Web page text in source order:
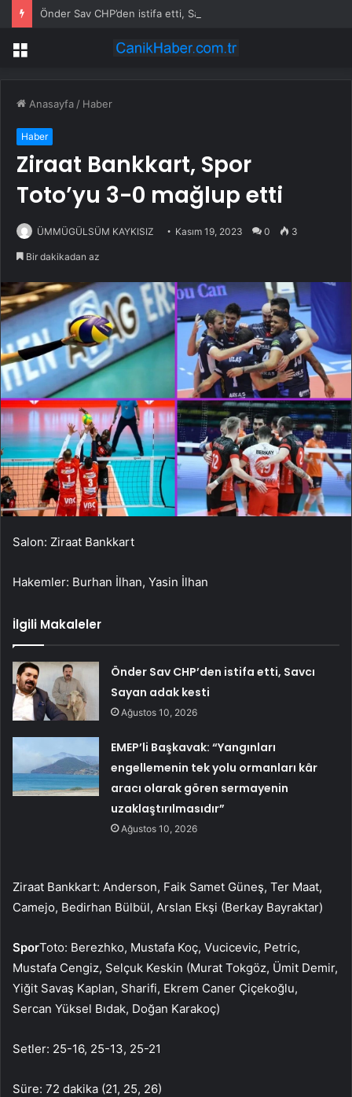
Önder Sav CHP’den istifa etti, Savcı Sayan adak kesti
Menü
Anasayfa / Haber
Haber
Ziraat Bankkart, Spor
Toto’yu 3-0 mağlup etti
ÜMMÜGÜLSÜM KAYKISIZ Kasım 19, 2023 0 3
Bir dakikadan az
Salon: Ziraat Bankkart
Hakemler: Burhan İlhan, Yasin İlhan
İlgili Makaleler
Önder Sav CHP’den istifa etti, Savcı
Sayan adak kesti
Ağustos 10, 2026
EMEP’li Başkavak: “Yangınları
engellemenin tek yolu ormanları kâr
aracı olarak gören sermayenin
uzaklaştırılmasıdır”
Ağustos 10, 2026
Ziraat Bankkart: Anderson, Faik Samet Güneş, Ter Maat,
Camejo, Bedirhan Bülbül, Arslan Ekşi (Berkay Bayraktar)
SporToto: Berezhko, Mustafa Koç, Vucicevic, Petric,
Mustafa Cengiz, Selçuk Keskin (Murat Tokgöz, Ümit Demir,
Yiğit Savaş Kaplan, Sharifi, Ekrem Caner Çiçekoğlu,
Sercan Yüksel Bıdak, Doğan Karakoç)
Setler: 25-16, 25-13, 25-21
Süre: 72 dakika (21, 25, 26)